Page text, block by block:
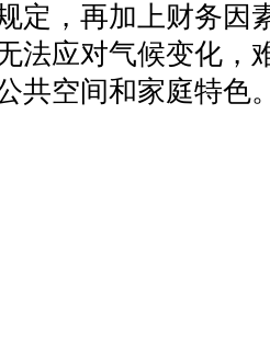
定，再加上财务因
法应对气候变化，
共空间和家庭特色